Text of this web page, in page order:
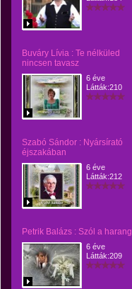
Buváry Lívia : Te nélküled
nincsen tavasz
6 éve
Látták:210
Szabó Sándor : Nyársírató
éjszakában
6 éve
Látták:212
Petrik Balázs : Szól a harang
6 éve
Látták:209